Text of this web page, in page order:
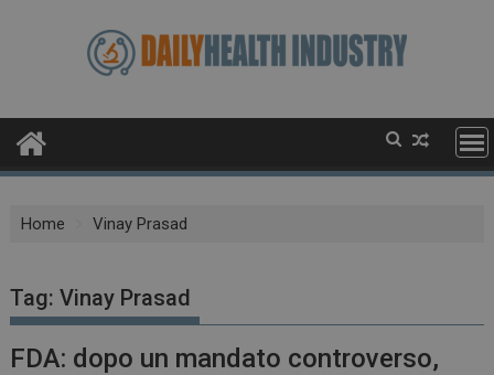
Home Vinay Prasad
Tag:Vinay Prasad
FDA: dopo un mandato controverso,